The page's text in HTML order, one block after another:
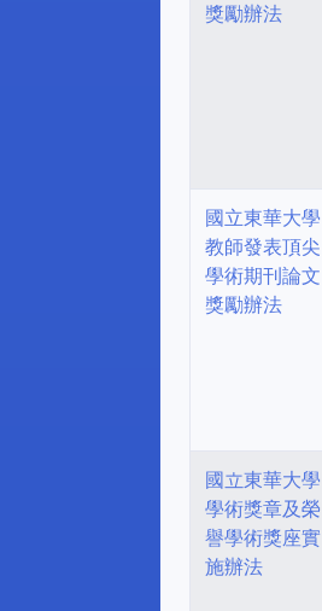
獎勵辦法
國立東華大學
教師發表頂尖
學術期刊論文
獎勵辦法
國立東華大學
學術獎章及榮
譽學術獎座實
施辦法